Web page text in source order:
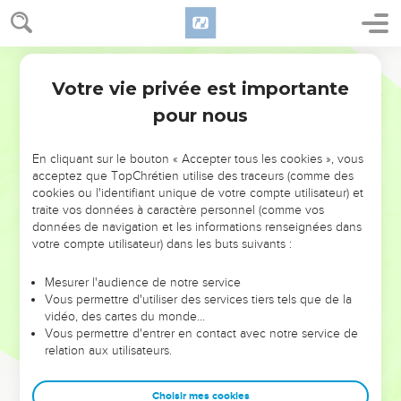
NE MANQUEZ PAS L’ÉVÉNEMENT
DE L’ANNÉE !
ET SI LEURS ERREURS POUVAIENT VOUS ÉVITER LES
VOTRES ?
leur foi ou leur vision. Mais on voit moins les doutes, les erreurs
et les saisons difficiles qu'ils ont traversés, alors même que ce
sont elles qui les ont façonnés.
Dans cette conférence, leaders, entrepreneurs, et responsables
clés pour avancer avec plus de sagesse afin que leurs erreurs
Votre vie privée est importante
pour nous
En cliquant sur le bouton « Accepter tous les cookies », vous
acceptez que TopChrétien utilise des traceurs (comme des
cookies ou l'identifiant unique de votre compte utilisateur) et
traite vos données à caractère personnel (comme vos
données de navigation et les informations renseignées dans
votre compte utilisateur) dans les buts suivants :
Mesurer l'audience de notre service
Vous permettre d'utiliser des services tiers tels que de la
vidéo, des cartes du monde…
Vous permettre d'entrer en contact avec notre service de
relation aux utilisateurs.
Choisir mes cookies